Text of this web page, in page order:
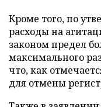
Кроме того, по
расходы на
законом предел
максимального
что, как
для отмены